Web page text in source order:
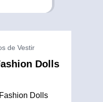
de Vestir
Dolls
Dolls